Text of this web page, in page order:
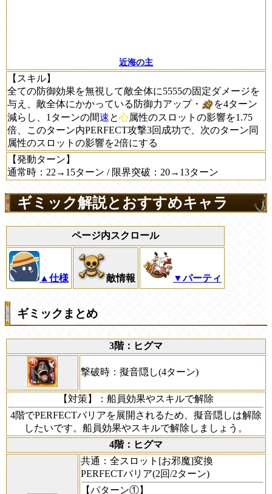
近海の主
【スキル】
全ての防御効果を無視して敵全体に5555の固定ダメージを
与え、敵全体にかかっている防御力アップ・
を4ターン
減らし、1ターンの間速と心属性のスロットの影響を1.75
倍、このターン内PERFECT攻撃3回成功で、次のターン同
属性のスロットの影響を2倍にする
【発動ターン】
通常時：22→15ターン / 限界突破：20→13ターン
ギミック解説とおすすめキャラ
ページ内スクロール
▲仕様 敵情報 ▼パーティ
ギミックまとめ
3階：ヒグマ
撃破時：擬音隠し(4ターン)
【対策】
：船員効果やスキルで解除
4階でPERFECTバリアを展開されるため、擬音隠しは解除
したいです。船員効果やスキルで解除しましょう。
4階：ヒグマ
共通：全スロット[お邪魔]変換
PERFECTバリア(2回/2ターン)
【パターン①】